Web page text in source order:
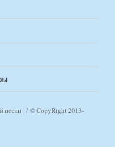
песни
© CopyRight 2013-